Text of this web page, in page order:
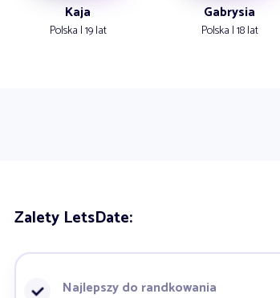
Kaja
Polska | 19 lat
Gabrysia
Polska | 18 lat
Zalety LetsDate:
Najlepszy do randkowania